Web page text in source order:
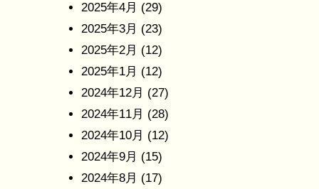
2025年4月 (29)
2025年3月 (23)
2025年2月 (12)
2025年1月 (12)
2024年12月 (27)
2024年11月 (28)
2024年10月 (12)
2024年9月 (15)
2024年8月 (17)